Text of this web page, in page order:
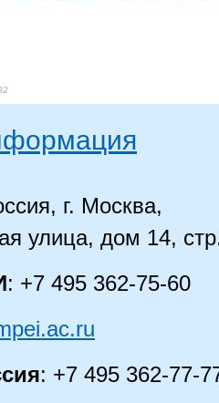
г. Москва,
улица, дом 14,
: +7 495 362-75-60
: +7 495 362-77-